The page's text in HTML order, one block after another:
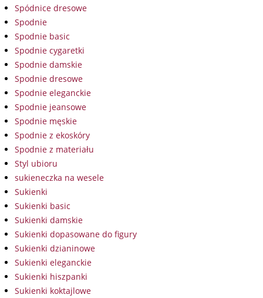
Spódnice dresowe
Spodnie
Spodnie basic
Spodnie cygaretki
Spodnie damskie
Spodnie dresowe
Spodnie eleganckie
Spodnie jeansowe
Spodnie męskie
Spodnie z ekoskóry
Spodnie z materiału
Styl ubioru
sukieneczka na wesele
Sukienki
Sukienki basic
Sukienki damskie
Sukienki dopasowane do figury
Sukienki dzianinowe
Sukienki eleganckie
Sukienki hiszpanki
Sukienki koktajlowe